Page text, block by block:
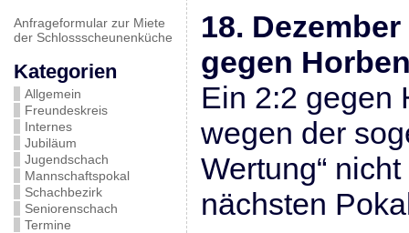
Anfrageformular zur Miete
der Schlossscheunenküche
Kategorien
Allgemein
Freundeskreis
Internes
Jubiläum
Jugendschach
Mannschaftspokal
Schachbezirk
Seniorenschach
Termine
18. Dezember
gegen
Ein 2:2 gegen
wegen der
Wertung“
nächsten